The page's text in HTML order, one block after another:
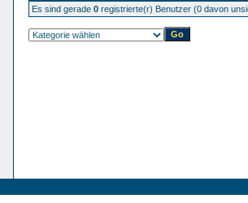
Es sind gerade 0 registrierte(r) Benutzer (0 davon